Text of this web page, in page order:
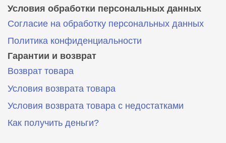
Условия обработки персональных данных
Согласие на обработку персональных данных
Политика конфиденциальности
Гарантии и возврат
Возврат товара
Условия возврата товара
Условия возврата товара с недостатками
Как получить деньги?